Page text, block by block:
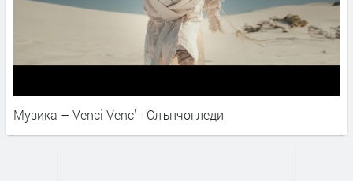
Музика – Venci Venc' - Слънчогледи